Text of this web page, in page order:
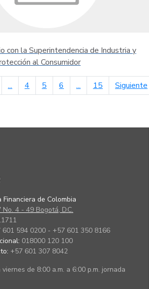
con la Superintendencia de Industria y
al Consumidor
anterior
... 4 5 6 ... 15 Siguiente
de Colombia
No. 4 - 49 Bogotá, D.C.
601 594 0200 - +57 601 350 8166
018000 120 100
+57 601 307 8042
viernes de 8:00 a.m. a 6:00 p.m. jornada